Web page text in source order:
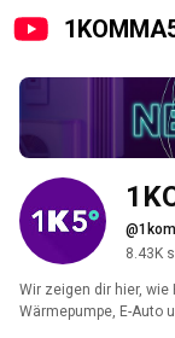
8.43K
Wir zeigen dir hier, wie
Wärmepumpe, E-Auto